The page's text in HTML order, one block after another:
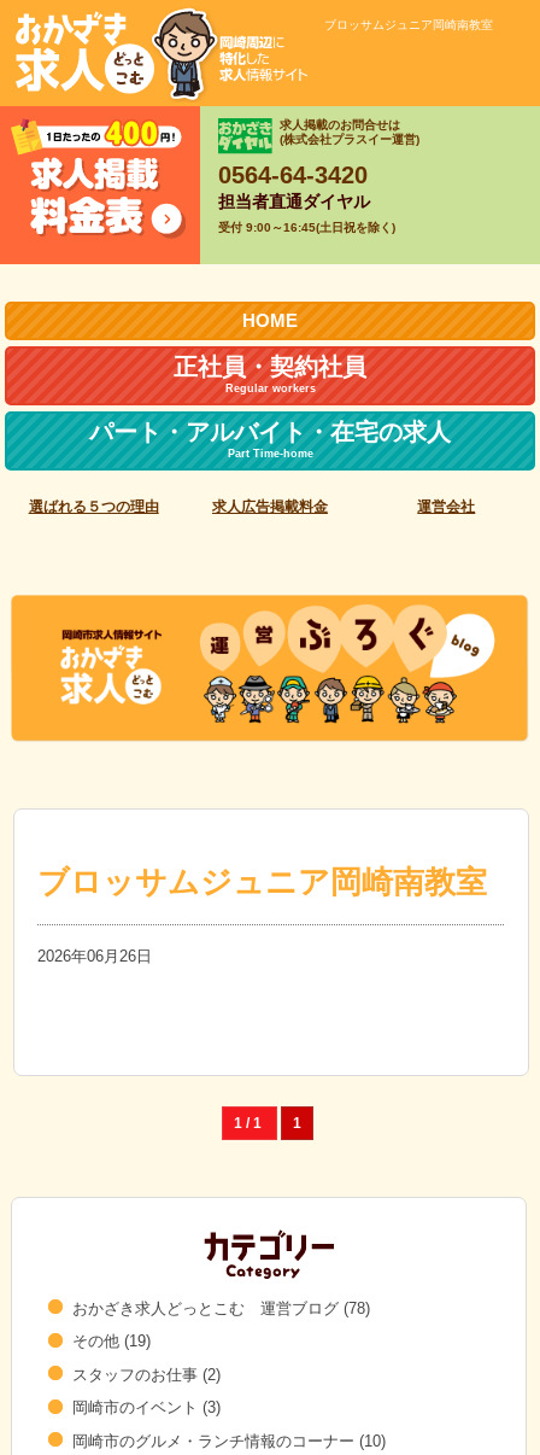
ブロッサムジュニア岡崎南教室
求人掲載のお問合せは
(株式会社プラスイー運営)
0564-64-3420
担当者直通ダイヤル
受付 9:00～16:45(土日祝を除く)
HOME
正社員・契約社員
Regular workers
パート・アルバイト・在宅の求人
Part Time-home
選ばれる５つの理由 求人広告掲載料金 運営会社
ブロッサムジュニア岡崎南教室
2026年06月26日
1 / 1 1
おかざき求人どっとこむ 運営ブログ(78)
その他(19)
スタッフのお仕事(2)
岡崎市のイベント (3)
岡崎市のグルメ・ランチ情報のコーナー (10)